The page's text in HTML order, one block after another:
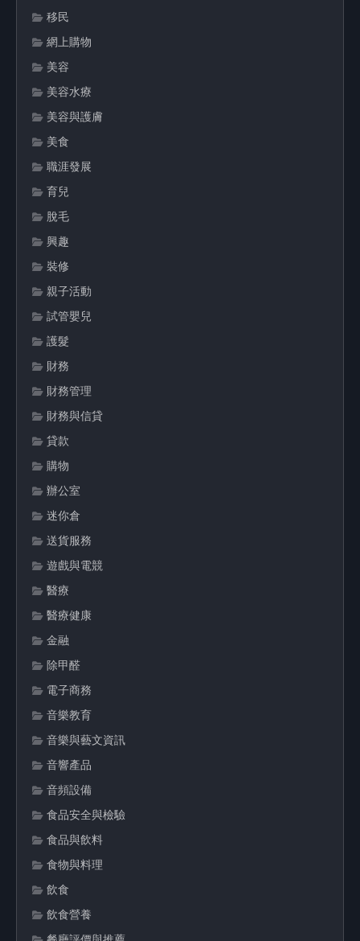
移民
網上購物
美容
美容水療
美容與護膚
美食
職涯發展
育兒
脫毛
興趣
裝修
親子活動
試管嬰兒
護髮
財務
財務管理
財務與信貸
貸款
購物
辦公室
迷你倉
送貨服務
遊戲與電競
醫療
醫療健康
金融
除甲醛
電子商務
音樂教育
音樂與藝文資訊
音響產品
音頻設備
食品安全與檢驗
食品與飲料
食物與料理
飲食
飲食營養